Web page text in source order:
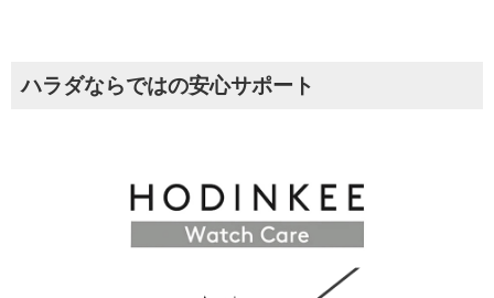
ハラダならではの安心サポート